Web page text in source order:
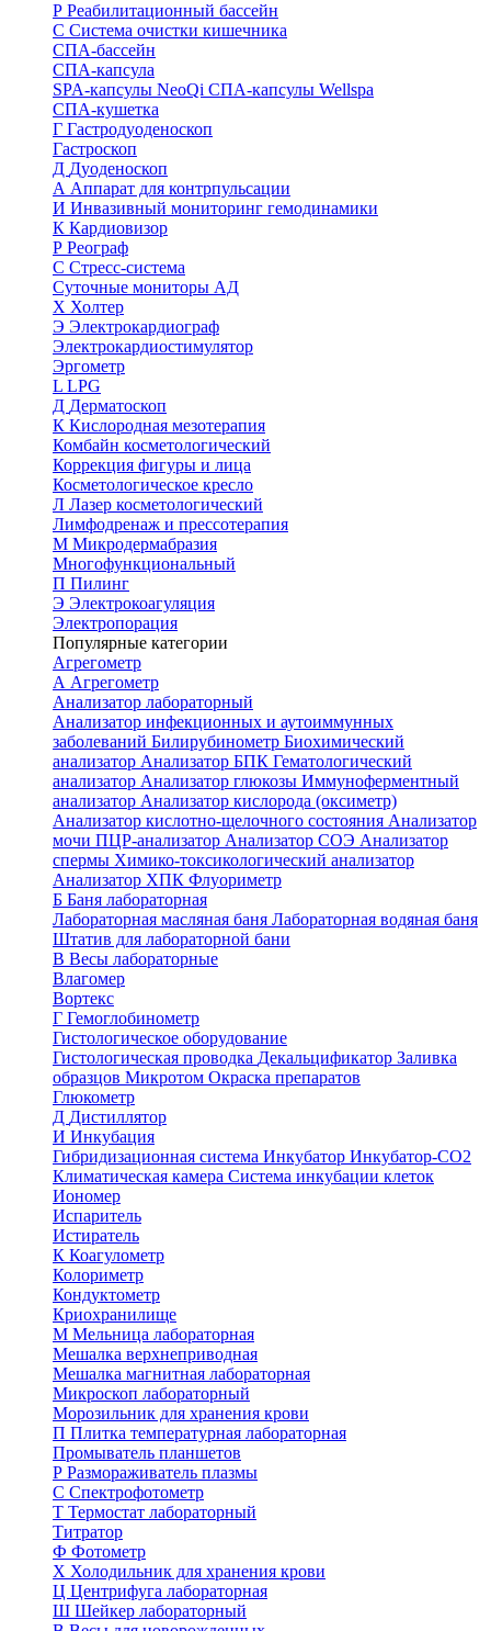
Р Реабилитационный бассейн
С Система очистки кишечника
СПА-бассейн
СПА-капсула
SPA-капсулы NeoQi СПА-капсулы Wellspa
СПА-кушетка
Г Гастродуоденоскоп
Гастроскоп
Д Дуоденоскоп
А Аппарат для контрпульсации
И Инвазивный мониторинг гемодинамики
К Кардиовизор
Р Реограф
С Стресс-система
Суточные мониторы АД
Х Холтер
Э Электрокардиограф
Электрокардиостимулятор
Эргометр
L LPG
Д Дерматоскоп
К Кислородная мезотерапия
Комбайн косметологический
Коррекция фигуры и лица
Косметологическое кресло
Л Лазер косметологический
Лимфодренаж и прессотерапия
М Микродермабразия
Многофункциональный
П Пилинг
Э Электрокоагуляция
Электропорация
Популярные категории
Агрегометр
А Агрегометр
Анализатор лабораторный
Анализатор инфекционных и аутоиммунных
заболеваний Билирубинометр Биохимический
анализатор Анализатор БПК Гематологический
анализатор Анализатор глюкозы Иммуноферментный
анализатор Анализатор кислорода (оксиметр)
Анализатор кислотно-щелочного состояния Анализатор
мочи ПЦР-анализатор Анализатор СОЭ Анализатор
спермы Химико-токсикологический анализатор
Анализатор ХПК Флуориметр
Б Баня лабораторная
Лабораторная масляная баня Лабораторная водяная баня
Штатив для лабораторной бани
В Весы лабораторные
Влагомер
Вортекс
Г Гемоглобинометр
Гистологическое оборудование
Гистологическая проводка Декальцификатор Заливка
образцов Микротом Окраска препаратов
Глюкометр
Д Дистиллятор
И Инкубация
Гибридизационная система Инкубатор Инкубатор-СО2
Климатическая камера Система инкубации клеток
Иономер
Испаритель
Истиратель
К Коагулометр
Колориметр
Кондуктометр
Криохранилище
М Мельница лабораторная
Мешалка верхнеприводная
Мешалка магнитная лабораторная
Микроскоп лабораторный
Морозильник для хранения крови
П Плитка температурная лабораторная
Промыватель планшетов
Р Размораживатель плазмы
С Спектрофотометр
Т Термостат лабораторный
Титратор
Ф Фотометр
Х Холодильник для хранения крови
Ц Центрифуга лабораторная
Ш Шейкер лабораторный